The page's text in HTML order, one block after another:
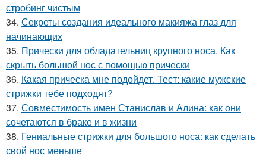
стробинг чистым
34. Секреты создания идеального макияжа глаз для
начинающих
35. Прически для обладательниц крупного носа. Как
скрыть большой нос с помощью прически
36. Какая прическа мне подойдет. Тест: какие мужские
стрижки тебе подходят?
37. Совместимость имен Станислав и Алина: как они
сочетаются в браке и в жизни
38. Гениальные стрижки для большого носа: как сделать
свой нос меньше